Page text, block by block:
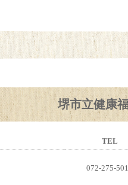
堺市立健康
TEL
072-275-